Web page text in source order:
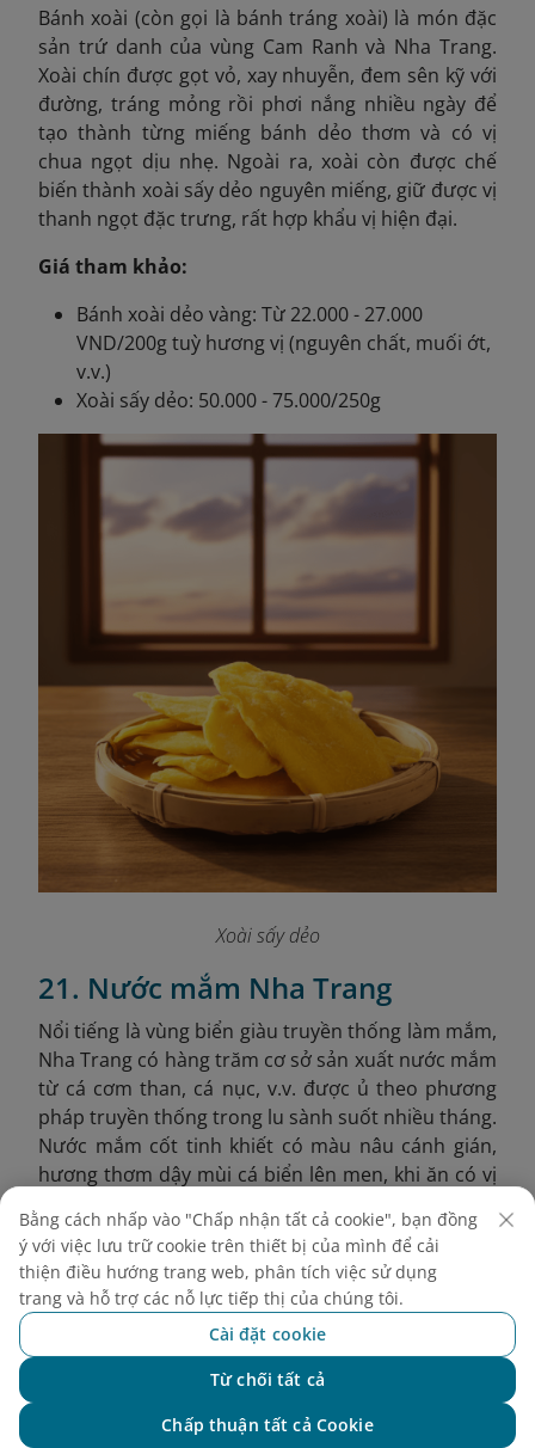
Bánh xoài (còn gọi là bánh tráng xoài) là món đặc
sản trứ danh của vùng Cam Ranh và Nha Trang.
Xoài chín được gọt vỏ, xay nhuyễn, đem sên kỹ với
đường, tráng mỏng rồi phơi nắng nhiều ngày để
tạo thành từng miếng bánh dẻo thơm và có vị
chua ngọt dịu nhẹ. Ngoài ra, xoài còn được chế
biến thành xoài sấy dẻo nguyên miếng, giữ được vị
thanh ngọt đặc trưng, rất hợp khẩu vị hiện đại.
Giá tham khảo:
Bánh xoài dẻo vàng: Từ 22.000 - 27.000
VND/200g tuỳ hương vị (nguyên chất, muối ớt,
v.v.)
Xoài sấy dẻo: 50.000 - 75.000/250g
Xoài sấy dẻo
21. Nước mắm Nha Trang
Nổi tiếng là vùng biển giàu truyền thống làm mắm,
Nha Trang có hàng trăm cơ sở sản xuất nước mắm
từ cá cơm than, cá nục, v.v. được ủ theo phương
pháp truyền thống trong lu sành suốt nhiều tháng.
Nước mắm cốt tinh khiết có màu nâu cánh gián,
hương thơm dậy mùi cá biển lên men, khi ăn có vị
Ngoài nước mắm nguyên chất, các sản phẩm như
nước mắm nhĩ pha sẵn, mắm ruốc chưng, mắm
nêm, mắm lòng cá cũng rất được ưa chuộng.
Từ 55.000 VND/500ml tuỳ độ đạm
và loại nước mắm
Bằng cách nhấp vào "Chấp nhận tất cả cookie", bạn đồng
ý với việc lưu trữ cookie trên thiết bị của mình để cải
thiện điều hướng trang web, phân tích việc sử dụng
trang và hỗ trợ các nỗ lực tiếp thị của chúng tôi.
Cài đặt cookie
Từ chối tất cả
Chấp thuận tất cả Cookie